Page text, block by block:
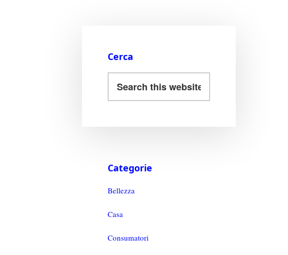
Cerca
Categorie
Bellezza
Casa
Consumatori